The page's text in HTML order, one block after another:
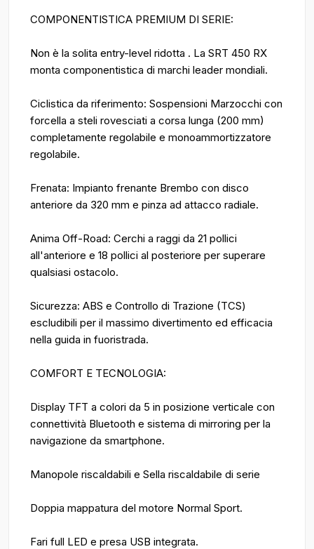
COMPONENTISTICA PREMIUM DI SERIE:
Non è la solita entry-level ridotta . La SRT 450 RX
monta componentistica di marchi leader mondiali.
Ciclistica da riferimento: Sospensioni Marzocchi con
forcella a steli rovesciati a corsa lunga (200 mm)
completamente regolabile e monoammortizzatore
regolabile.
Frenata: Impianto frenante Brembo con disco
anteriore da 320 mm e pinza ad attacco radiale.
Anima Off-Road: Cerchi a raggi da 21 pollici
all'anteriore e 18 pollici al posteriore per superare
qualsiasi ostacolo.
Sicurezza: ABS e Controllo di Trazione (TCS)
escludibili per il massimo divertimento ed efficacia
nella guida in fuoristrada.
COMFORT E TECNOLOGIA:
Display TFT a colori da 5 in posizione verticale con
connettività Bluetooth e sistema di mirroring per la
navigazione da smartphone.
Manopole riscaldabili e Sella riscaldabile di serie
Doppia mappatura del motore Normal Sport.
Fari full LED e presa USB integrata.